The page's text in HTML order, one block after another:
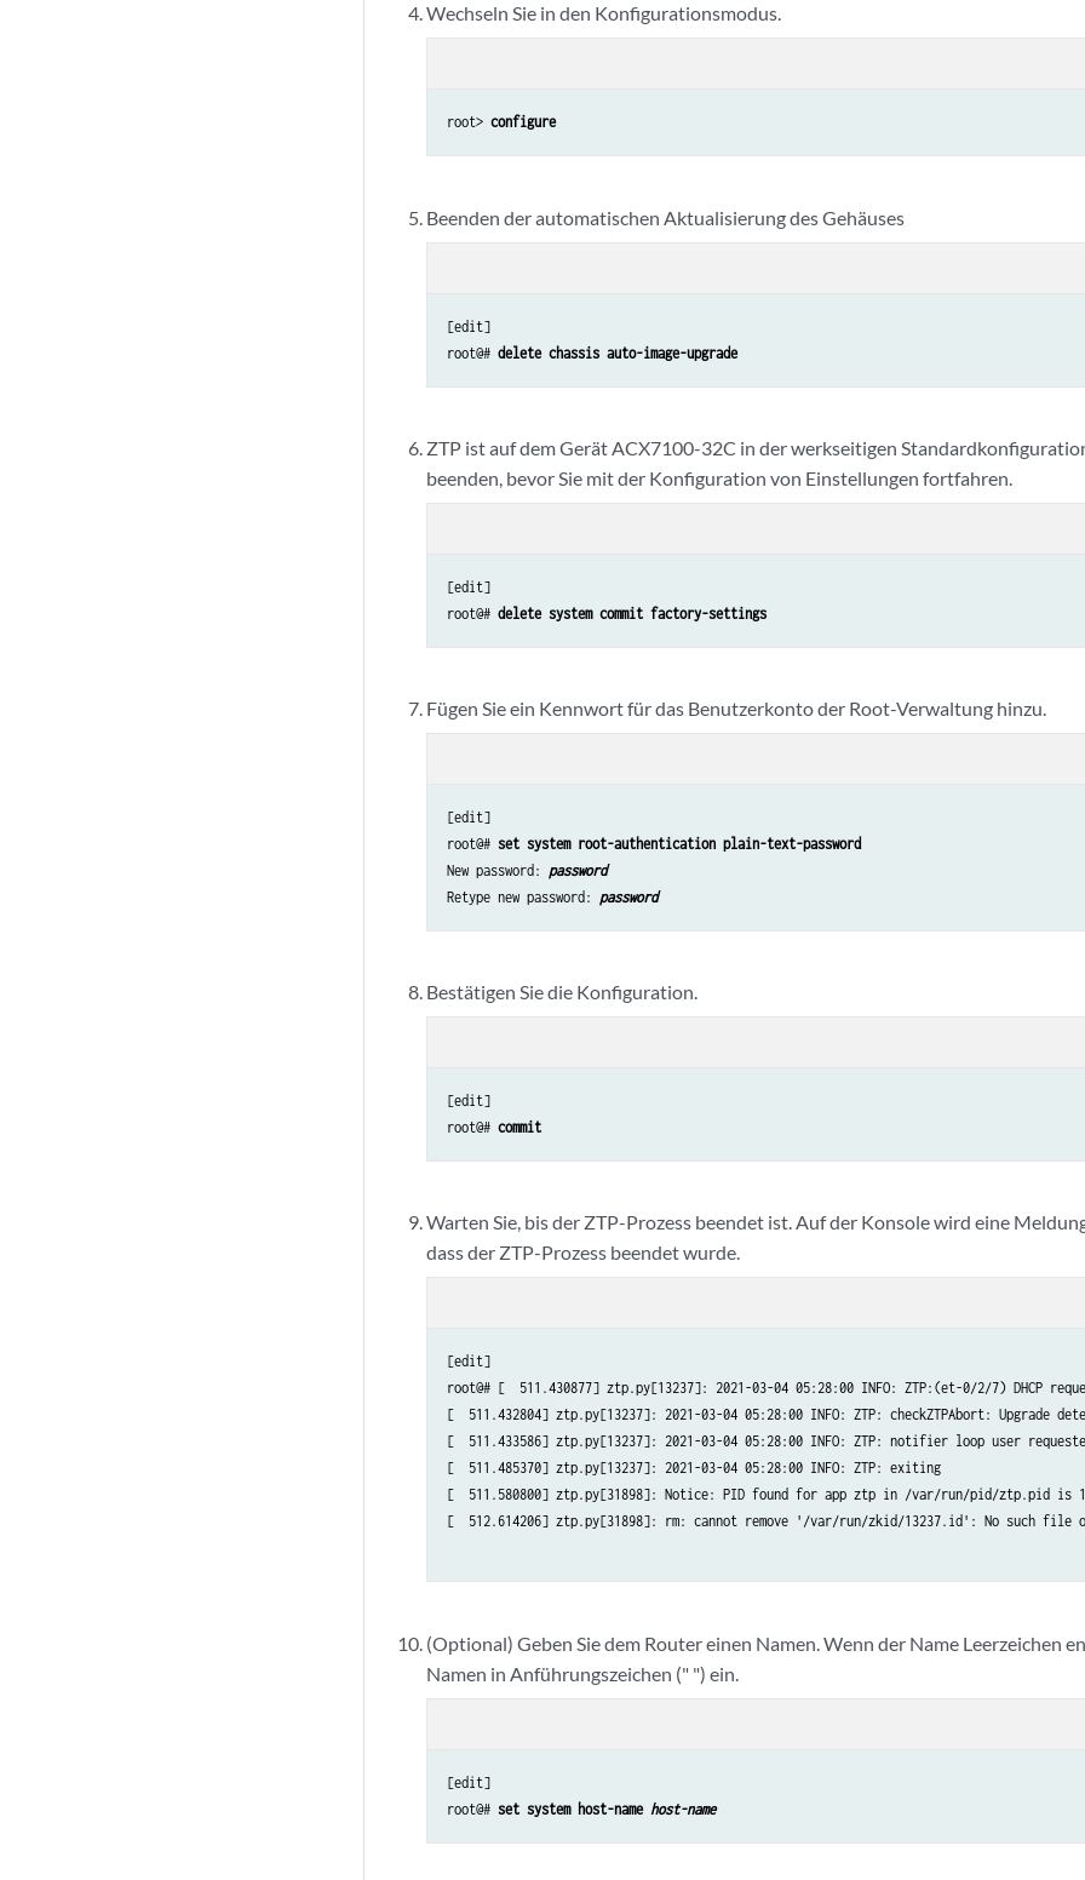
Wechseln Sie in den Konfigurationsmodus.
root> configure
Beenden der automatischen Aktualisierung des Gehäuses
[edit]
root@# delete chassis auto-image-upgrade
ZTP ist auf dem Gerät ACX7100-32C in der werkseitigen
beenden, bevor Sie mit der Konfiguration von Einstellungen fortfahren.
[edit]
root@# delete system commit factory-settings
Fügen Sie ein Kennwort für das Benutzerkonto der Root-Verwaltung hinzu.
[edit]
root@# set system root-authentication plain-text-password
New password: password
Retype new password: password
Bestätigen Sie die Konfiguration.
[edit]
root@# commit
Warten Sie, bis der ZTP-Prozess beendet ist. Auf der Konsole wird eine
dass der ZTP-Prozess beendet wurde.
[edit]
root@# [  511.430877] ztp.py[13237]: 2021-03-04 05:28:00 INFO: ZTP:(et-0/2/7) DHCP
[  511.432804] ztp.py[13237]: 2021-03-04 05:28:00 INFO: ZTP: checkZTPAbort: Upgrade
[  511.433586] ztp.py[13237]: 2021-03-04 05:28:00 INFO: ZTP: notifier loop user
[  511.485370] ztp.py[13237]: 2021-03-04 05:28:00 INFO: ZTP: exiting
[  511.580800] ztp.py[31898]: Notice: PID found for app ztp in /var/run/pid/ztp.pid is
[  512.614206] ztp.py[31898]: rm: cannot remove '/var/run/zkid/13237.id': No such file
(Optional) Geben Sie dem Router einen Namen. Wenn der Name Leerzeichen
Namen in Anführungszeichen (" ") ein.
[edit]
root@# set system host-name host-name